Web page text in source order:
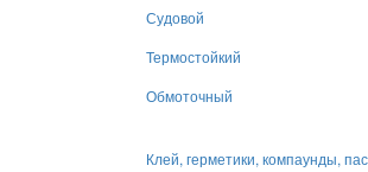
Судовой
Термостойкий
Обмоточный
Клей, герметики, компаунды,